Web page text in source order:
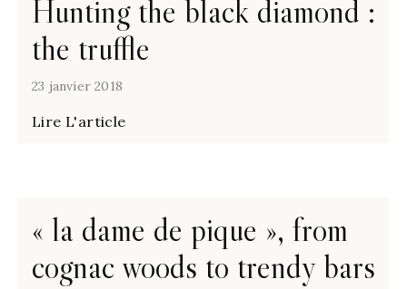
Hunting the black diamond :
the truffle
23 janvier 2018
Lire L'article
« la dame de pique », from
cognac woods to trendy bars